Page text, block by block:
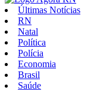
Últimas Notícias
RN
Natal
Política
Polícia
Economia
Brasil
Saúde